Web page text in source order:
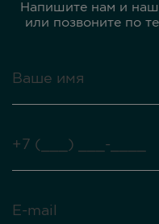
Напишите нам и
или позвоните по